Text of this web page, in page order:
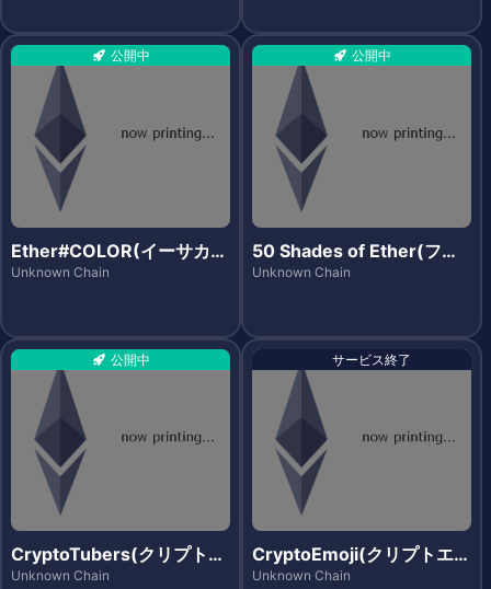
公開中
Ether#COLOR(イーサカラ
ー)
Unknown Chain
公開中
50 Shades of Ether(フィ
フティシェイズ・オブ・イ
Unknown Chain
公開中
CryptoTubers(クリプトチ
ューバース)
Unknown Chain
サービス終了
CryptoEmoji(クリプトエモ
ジ)
Unknown Chain